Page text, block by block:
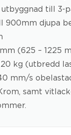
till 3-
900mm djupa
(625 – 1225
kg (utbredd
mm/s
samt